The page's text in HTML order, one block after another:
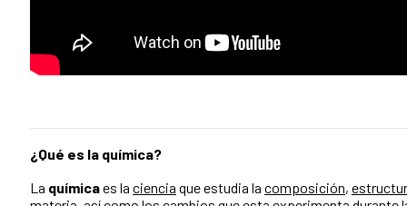
¿Qué es la química?
La químicaes la ciencia que estudia la composición,